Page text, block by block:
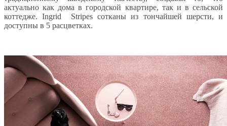
актуально как дома в городской квартире, так и в сельской
коттедже. Ingrid Stripes сотканы из тончайшей шерсти, и
доступны в 5 расцветках.